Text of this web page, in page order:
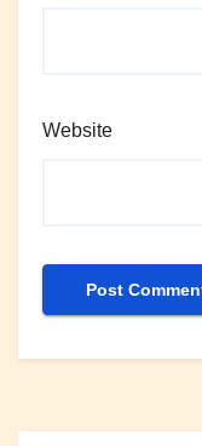
Website